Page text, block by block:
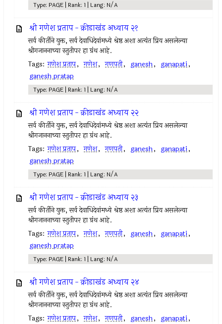
Type: PAGE | Rank: 1 | Lang: N/A
श्री गणेश प्रताप - क्रीडाखंड अध्याय २१
सर्व कीर्तीने युक्त, सर्व देवाधिदेवांमध्ये श्रेष्ठ अशा अत्यंत प्रिय असलेल्या
श्रीगजाननाच्या स्तुतीपर हा ग्रंथ आहे.
Tags: गणेश प्रताप, गणेश, गणपती, ganesh, ganapati,
ganesh pratap
Type: PAGE | Rank: 1 | Lang: N/A
श्री गणेश प्रताप - क्रीडाखंड अध्याय २२
सर्व कीर्तीने युक्त, सर्व देवाधिदेवांमध्ये श्रेष्ठ अशा अत्यंत प्रिय असलेल्या
श्रीगजाननाच्या स्तुतीपर हा ग्रंथ आहे.
Tags: गणेश प्रताप, गणेश, गणपती, ganesh, ganapati,
ganesh pratap
Type: PAGE | Rank: 1 | Lang: N/A
श्री गणेश प्रताप - क्रीडाखंड अध्याय २३
सर्व कीर्तीने युक्त, सर्व देवाधिदेवांमध्ये श्रेष्ठ अशा अत्यंत प्रिय असलेल्या
श्रीगजाननाच्या स्तुतीपर हा ग्रंथ आहे.
Tags: गणेश प्रताप, गणेश, गणपती, ganesh, ganapati,
ganesh pratap
Type: PAGE | Rank: 1 | Lang: N/A
श्री गणेश प्रताप - क्रीडाखंड अध्याय २४
सर्व कीर्तीने युक्त, सर्व देवाधिदेवांमध्ये श्रेष्ठ अशा अत्यंत प्रिय असलेल्या
श्रीगजाननाच्या स्तुतीपर हा ग्रंथ आहे.
Tags: गणेश प्रताप, गणेश, गणपती, ganesh, ganapati,